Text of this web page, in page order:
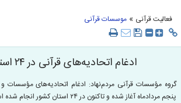
فعالیت قرآنی » موسسات قرآنی
ادغام اتحادیه‌های قرآنی در ۲۴ استان کشور
گروه مؤسسات قرآنی مردم‌نهاد: ادغام اتحادیه‌های مؤسسات
پنجم مردادماه آغاز شده و تاکنون در ۲۴ استان کشور انجام شده است.